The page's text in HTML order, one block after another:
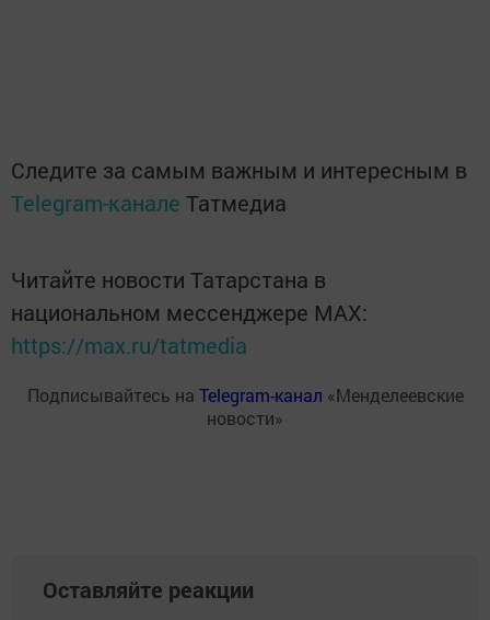
Следите за самым важным и интересным в
Telegram-канале Татмедиа
Читайте новости Татарстана в
национальном мессенджере MАХ:
https://max.ru/tatmedia
Подписывайтесь на Telegram-канал «Менделеевские
новости»
Оставляйте реакции